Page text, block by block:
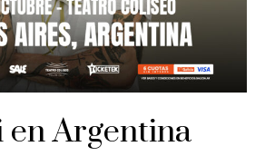
en Argentina